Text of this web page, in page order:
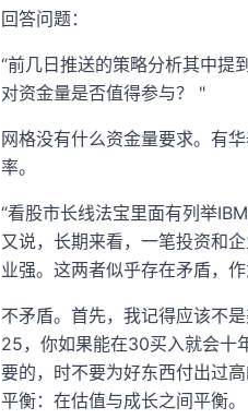
回答问题：
“前几日推送的策略分析其中提
对资金量是否值得参与？ "
网格没有什么资金量要求。有
率。
“看股市长线法宝里面有列举
又说，长期来看，一笔投资和
业强。这两者似乎存在矛盾，
不矛盾。首先，我记得应该不
25，你如果能在30买入就会十
要的，时不要为好东西付出过
平衡：在估值与成长之间平衡。